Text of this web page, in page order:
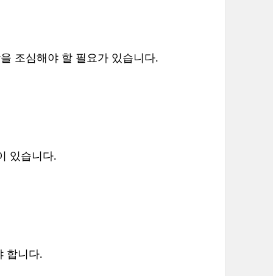
조심해야 할 필요가 있습니다.
있습니다.
합니다.